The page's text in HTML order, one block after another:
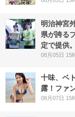
明治神宮
県が誇る
定で提供
08月05日 15
十味、ベ
露！ファ
08月07日 15